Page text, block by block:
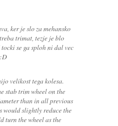
ker je slo za mehansko
trimat, tezje je blo
se ga sploh ni dal vec
velikost tega kolesa.
stab trim wheel on the
than in all previous
would slightly reduce the
turn the wheel as the